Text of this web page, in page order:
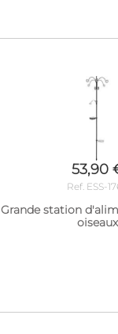
53,90
Ref. ESS-
Grande station
oiseaux